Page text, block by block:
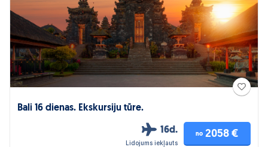
Bali 16 dienas. Ekskursiju tūre.
16d.
Lidojums iekļauts
no 2058 €